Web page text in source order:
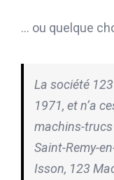
… ou quelque
La société
1971, et n’a
machins-
Saint-Remy-
Isson, 123